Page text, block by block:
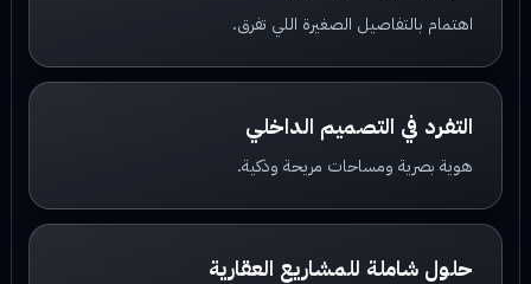
اهتمام بالتفاصيل الصغيرة اللي تفرق.
التفرد في التصميم الداخلي
هوية بصرية ومساحات مريحة وذكية.
حلول شاملة للمشاريع العقارية